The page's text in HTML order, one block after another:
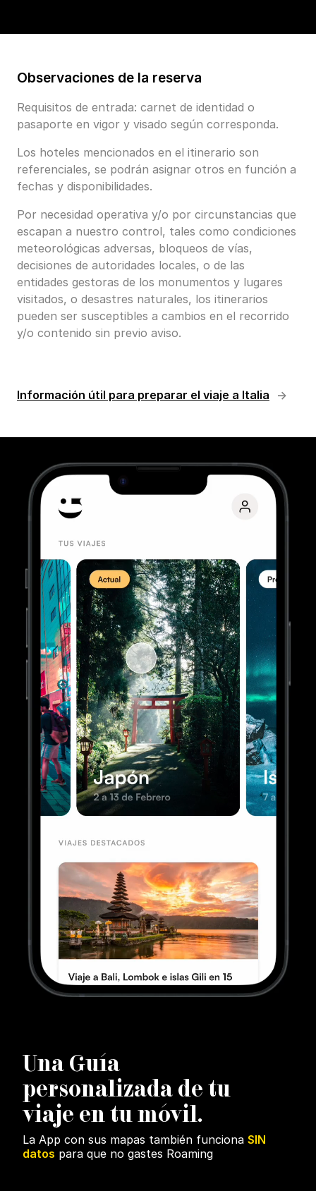
Observaciones de la reserva
Requisitos de entrada: carnet de identidad o
pasaporte en vigor y visado según corresponda.
Los hoteles mencionados en el itinerario son
referenciales, se podrán asignar otros en función a
fechas y disponibilidades.
Por necesidad operativa y/o por circunstancias que
escapan a nuestro control, tales como condiciones
meteorológicas adversas, bloqueos de vías,
decisiones de autoridades locales, o de las
entidades gestoras de los monumentos y lugares
visitados, o desastres naturales, los itinerarios
pueden ser susceptibles a cambios en el recorrido
y/o contenido sin previo aviso.
Información útil para preparar el viaje a Italia
Una Guía
personalizada de tu
viaje en tu móvil.
La App con sus mapas también funciona SIN
datos para que no gastes Roaming